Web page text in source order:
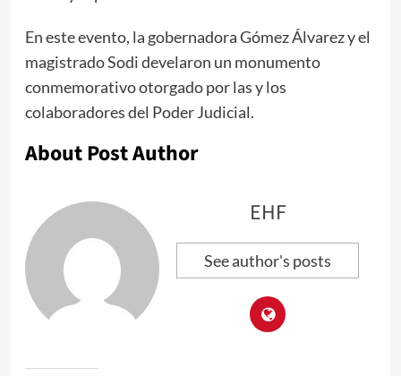
En este evento, la gobernadora Gómez Álvarez y el
magistrado Sodi develaron un monumento
conmemorativo otorgado por las y los
colaboradores del Poder Judicial.
About Post Author
EHF
See author's posts